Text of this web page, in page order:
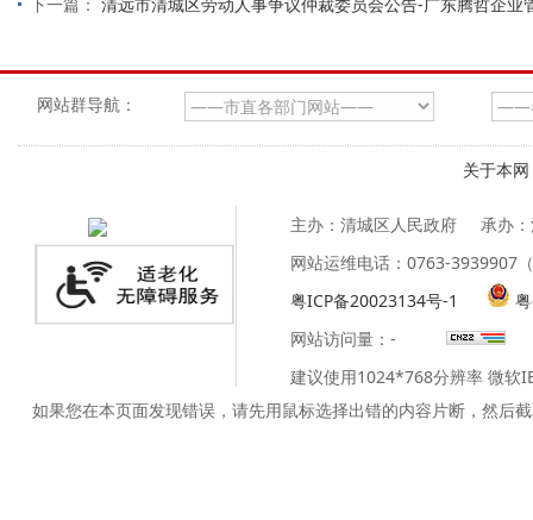
网站群导航：
关于本网
主办：清城区人民政府
承办
网站运维电话：0763-3939907
粤ICP备20023134号-1
网站访问量： -
建议使用1024*768分辨率 微软
如果您在本页面发现错误，请先用鼠标选择出错的内容片断，然后